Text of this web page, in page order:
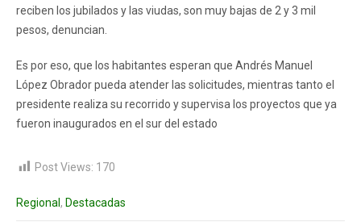
reciben los jubilados y las viudas, son muy bajas de 2 y 3 mil
pesos, denuncian.
Es por eso, que los habitantes esperan que Andrés Manuel
López Obrador pueda atender las solicitudes, mientras tanto el
presidente realiza su recorrido y supervisa los proyectos que ya
fueron inaugurados en el sur del estado
Post Views: 170
Regional , Destacadas